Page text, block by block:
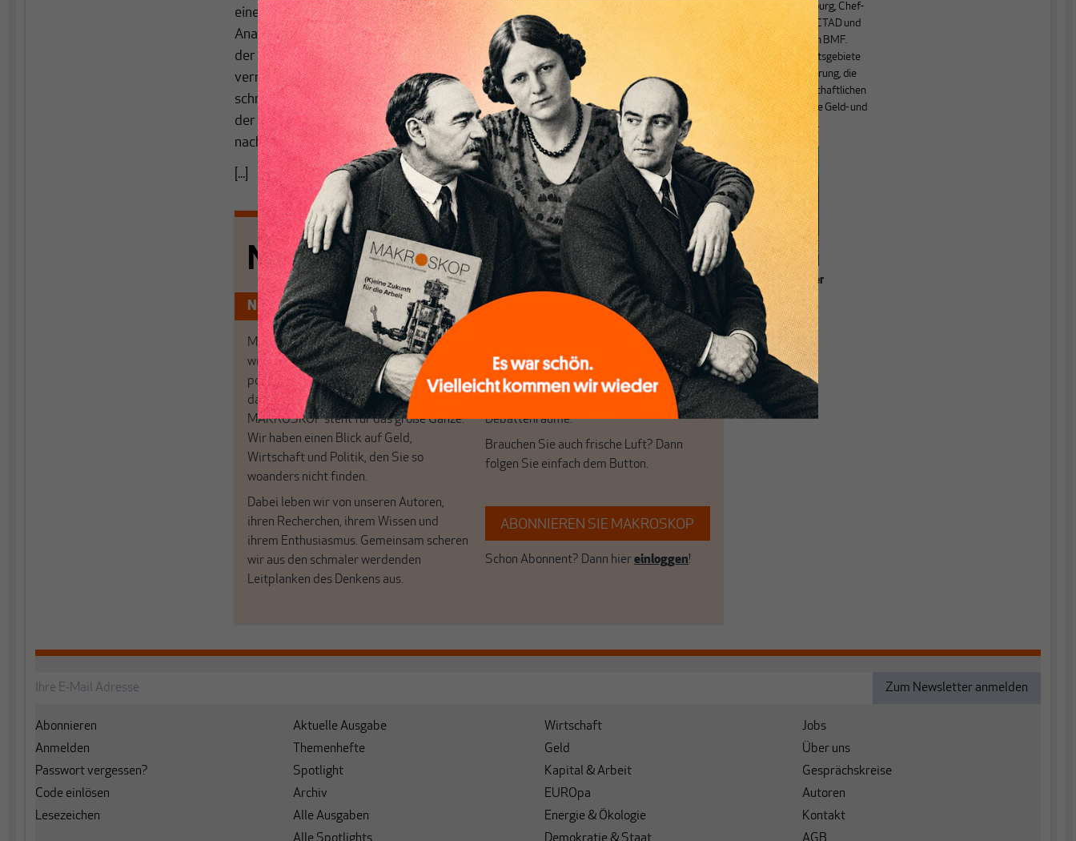
einer Deflation ist. In Deutschland sind die üblichen Verdächtigen sofort auf diese
Analyse aufgesprungen und fühlen sich in der Kritik bestätigt, die ursprünglich von
der Deutschen Bundesbank kam, aber jetzt selbst dort nicht mehr so laut zu
vernehmen ist.Die FAZ schrieb: „Aber auch wenn der Entzug der Billiggeld-Droge
schmerzhaft ist – er darf nicht zu spät kommen. Sonst droht eine Wiederholung
der Geschichte der Finanzkrise. Auf immer neue Schulden lässt sich keine
nachhaltige Wirtschaft bauen.“
[...]
Nichts schreibt sich von allein!
Nur für Abonnenten
MAKROSKOP analysiert
wirtschaftspolitische Themen aus einer
postkeynesianischen Perspektive und ist
damit in Deutschland einzigartig.
MAKROSKOP steht für das große Ganze.
Wir haben einen Blick auf Geld,
Wirtschaft und Politik, den Sie so
woanders nicht finden.
Dabei leben wir von unseren Autoren,
ihren Recherchen, ihrem Wissen und
ihrem Enthusiasmus. Gemeinsam scheren
wir aus den schmaler werdenden
Leitplanken des Denkens aus.
Wir verlassen die journalistische
Filterblase, in der sich viele eingerichtet
haben. Wir öffnen Fenster und bringen
frische Luft in die engen und verstaubten
Debattenräume.
Brauchen Sie auch frische Luft? Dann
folgen Sie einfach dem Button.
ABONNIEREN SIE MAKROSKOP
Schon Abonnent? Dann hiereinloggen!
Universität Hamburg, Chef-
Volkswirt der UNCTAD und
Staatssekretär im BMF.
Seine Hauptarbeitsgebiete
sind die Globalisierung, die
Theorie der wirtschaftlichen
Entwicklung sowie Geld- und
Währungstheorie.
Grundlagen einer
relevanten
Ökonomik
Abonnieren
Anmelden
Passwort vergessen?
Code einlösen
Lesezeichen
Aktuelle Ausgabe
Themenhefte
Spotlight
Archiv
Alle Ausgaben
Wirtschaft
Geld
Kapital & Arbeit
EUROpa
Energie & Ökologie
Jobs
Über uns
Gesprächskreise
Autoren
Kontakt